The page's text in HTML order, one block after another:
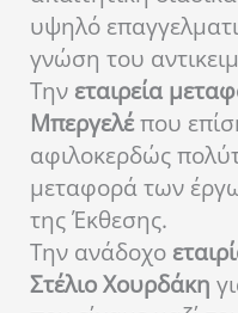
υψηλό
γνώση του
Την εταιρεία
Μπεργελέπου
αφιλοκερδώς
μεταφορά των
της Έκθεσης.
Την ανάδοχο
Στέλιο Χουρδάκη